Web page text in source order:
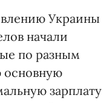
Украины
начали
по разным
основную
зарплату